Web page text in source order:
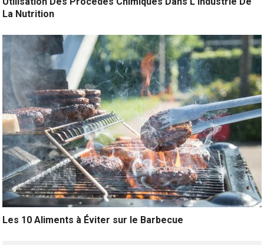
La Nutrition
Les 10 Aliments à Éviter sur le Barbecue